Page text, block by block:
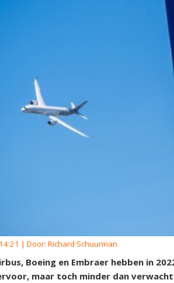
| Door: Richard Schuurman
Boeing en Embraer hebben in
maar toch minder dan